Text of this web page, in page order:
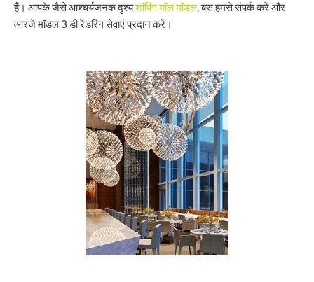
हैं। आपके जैसे आश्चर्यजनक दृश्यशॉपिंग मॉल मॉडल, बस हमसे संपर्क करें और
आरजे मॉडल 3 डी रेंडरिंग सेवाएं प्रदान करें।